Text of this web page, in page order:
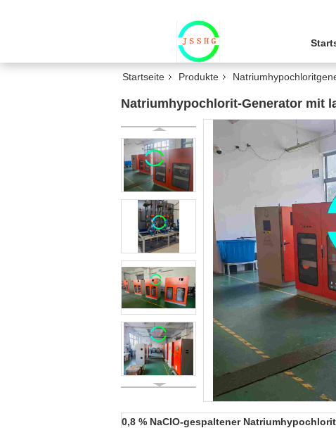
Startseite Produkte
Natriumhypochlorit-Generator mit
0,8 % NaCIO-gespaltener